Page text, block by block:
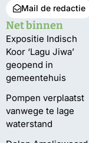
Mail de redactie
Net binnen
Expositie Indisch
Koor ‘Lagu Jiwa’
geopend in
gemeentehuis
Pompen verplaatst
vanwege te lage
waterstand